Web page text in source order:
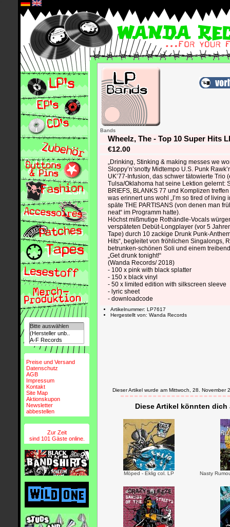
Preise und Versand
Datenschutz
AGB
Impressum
Kontakt
Site Map
Aktionskupon
Newsletter
abbestellen
Zur Zeit
sind 101 Gäste online.
Bands
Wheelz, The - Top 10 Super Hits
€12.00
„Drinking, Stinking & making messes we
Sloppy’n’snotty Midtempo U.S. Punk
UK’77-Infusion, das schwer tätowierte Trio
Tulsa/Oklahoma hat seine Lektion gelernt:
BRIEFS, BLANKS 77 und Komplizen
was erinnert uns wohl „I’m so tired of
späte THE PARTISANS (von denen man
neat“ im Programm hatte).
Höchst mißmutige Rothändle-Vocals
verspäteten Debüt-Longplayer (vor 5
Tape) durch 10 zackige Drunk Punk-
Hits“, begleitet von fröhlichen Singalongs,
betrunken-schönen Soli und einem
„Get drunk tonight!“
(Wanda Records/ 2018)
- 100 x pink with black splatter
- 150 x black vinyl
- 50 x limited edition with silkscreen sleeve
- lyric sheet
- downloadcode
Artikelnummer: LP7617
Hergestellt von: Wanda Records
Dieser Artikel wurde am Mittwoch, 28. November
Diese Artikel könnten
Möped - Eklig col. LP Nasty